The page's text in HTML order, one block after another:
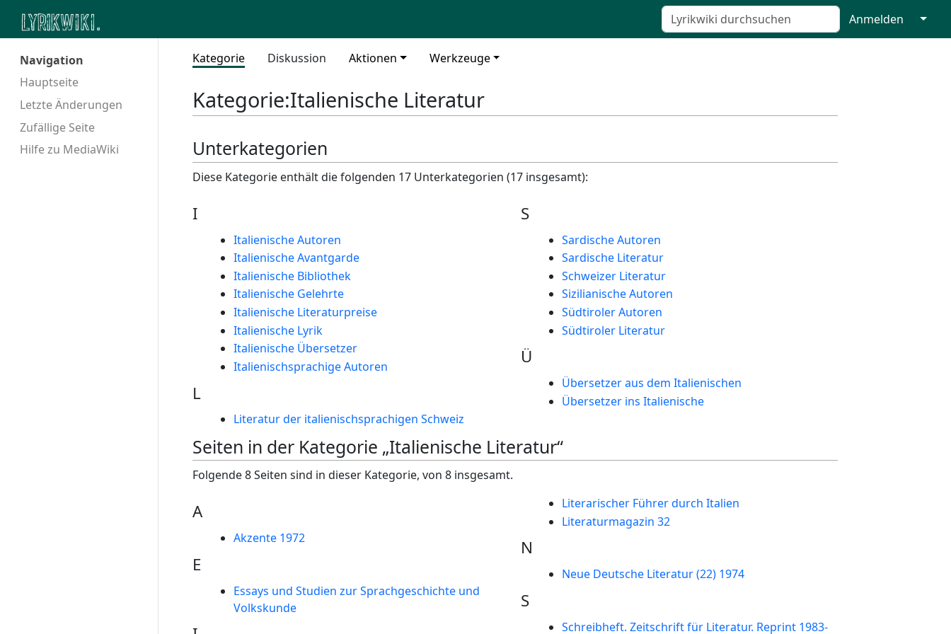
Anmelden ↓
Navigation
Hauptseite
Letzte Änderungen
Zufällige Seite
Hilfe zu MediaWiki
Kategorie Diskussion Aktionen Werkzeuge
Kategorie:Italienische Literatur
Unterkategorien
Diese Kategorie enthält die folgenden 17 Unterkategorien (17 insgesamt):
I
Italienische Autoren
Italienische Avantgarde
Italienische Bibliothek
Italienische Gelehrte
Italienische Literaturpreise
Italienische Lyrik
Italienische Übersetzer
Italienischsprachige Autoren
L
Literatur der italienischsprachigen Schweiz
S
Sardische Autoren
Sardische Literatur
Schweizer Literatur
Sizilianische Autoren
Südtiroler Autoren
Südtiroler Literatur
Ü
Übersetzer aus dem Italienischen
Übersetzer ins Italienische
Seiten in der Kategorie „Italienische Literatur“
Folgende 8 Seiten sind in dieser Kategorie, von 8 insgesamt.
A
Akzente 1972
E
Essays und Studien zur Sprachgeschichte und
Volkskunde
Literarischer Führer durch Italien
Literaturmagazin 32
N
Neue Deutsche Literatur (22) 1974
S
Schreibheft. Zeitschrift für Literatur. Reprint 1983-